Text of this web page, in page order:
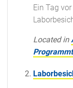
Ein Tag
Located in